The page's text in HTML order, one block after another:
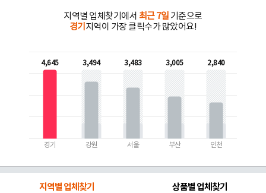
지역별 업체찾기에서 최근 7일 기준으로
경기 지역이 가장 클릭수가 많았어요!
4,645
경기
3,494
강원
3,483
서울
3,005
부산
2,840
인천
지역별 업체찾기 상품별 업체찾기